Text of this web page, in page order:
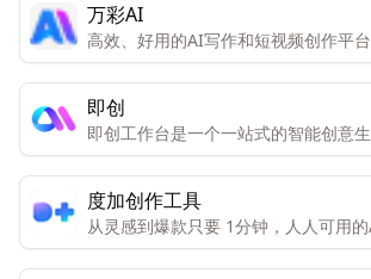
万彩AI
高效、好用的AI写作和短视频创作平
用。一键生成令人拍案叫绝的原创内
作效率
即创
即创工作台是一个一站式的智能创意
集成了视频创作、图文创作、直播创
可以通过AI的力量大大提高创作效率。
度加创作工具
从灵感到爆款只要 1分钟，人人可用